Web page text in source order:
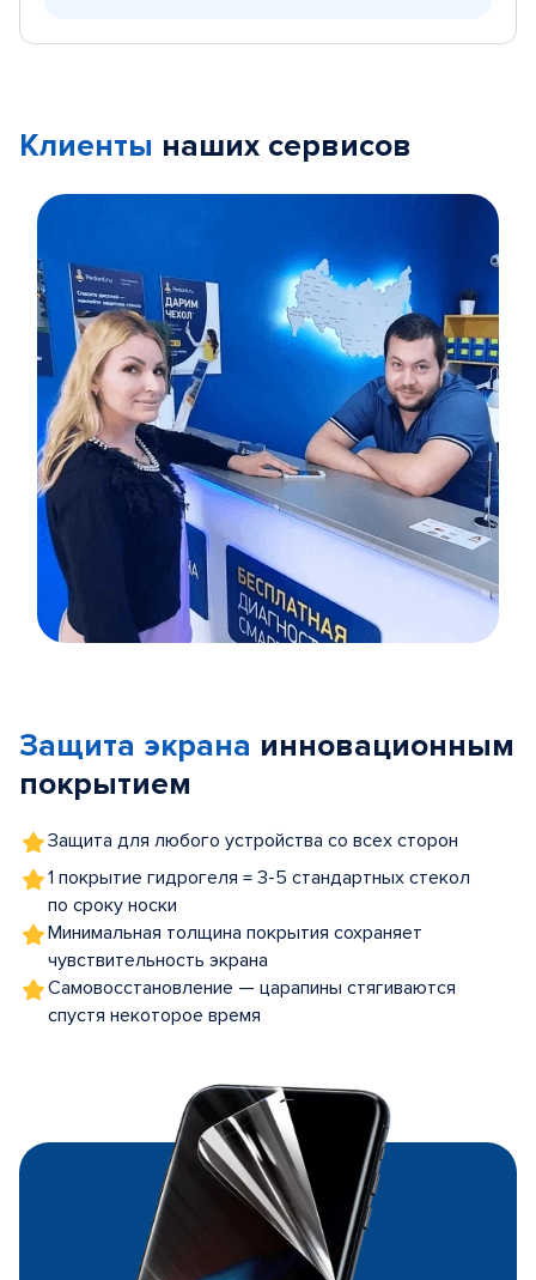
Клиенты наших сервисов
5
Защита экрана инновационным
покрытием
Защита для любого устройства со всех сторон
1 покрытие гидрогеля = 3-5 стандартных стекол
по сроку носки
Минимальная толщина покрытия сохраняет
чувствительность экрана
Самовосстановление — царапины стягиваются
спустя некоторое время